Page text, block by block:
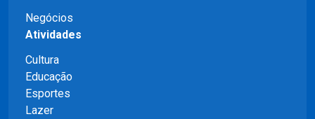
Negócios
Atividades
Cultura
Educação
Esportes
Lazer